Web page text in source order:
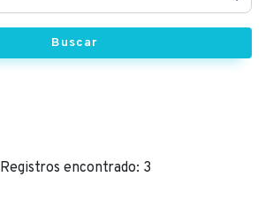
Buscar
Registros encontrado: 3